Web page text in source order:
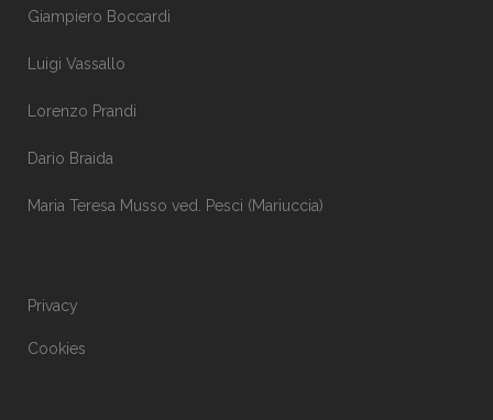
Giampiero Boccardi
Luigi Vassallo
Lorenzo Prandi
Dario Braida
Maria Teresa Musso ved. Pesci (Mariuccia)
Privacy
Cookies